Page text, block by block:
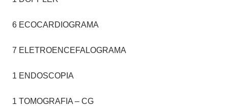
6 ECOCARDIOGRAMA
7 ELETROENCEFALOGRAMA
1 ENDOSCOPIA
1 TOMOGRAFIA – CG